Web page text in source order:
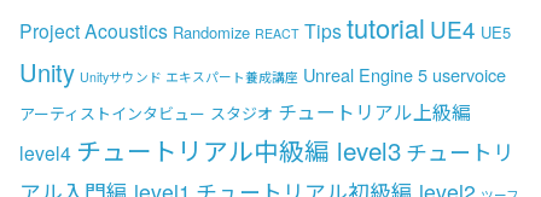
Project Acoustics Randomize REACT Tipstutorial UE4 UE5
Unity Unityサウンド エキスパート養成講座 Unreal Engine 5 uservoice
アーティストインタビュー スタジオ チュートリアル上級編
level4 チュートリアル中級編 level3 チュートリ